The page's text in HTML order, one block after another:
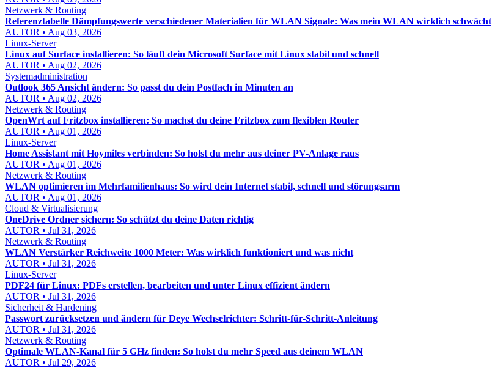
Netzwerk & Routing
Referenztabelle Dämpfungswerte verschiedener Materialien für WLAN Signale: Was mein WLAN wirklich schwächt
AUTOR • Aug 03, 2026
Linux-Server
Linux auf Surface installieren: So läuft dein Microsoft Surface mit Linux stabil und schnell
AUTOR • Aug 02, 2026
Systemadministration
Outlook 365 Ansicht ändern: So passt du dein Postfach in Minuten an
AUTOR • Aug 02, 2026
Netzwerk & Routing
OpenWrt auf Fritzbox installieren: So machst du deine Fritzbox zum flexiblen Router
AUTOR • Aug 01, 2026
Linux-Server
Home Assistant mit Hoymiles verbinden: So holst du mehr aus deiner PV-Anlage raus
AUTOR • Aug 01, 2026
Netzwerk & Routing
WLAN optimieren im Mehrfamilienhaus: So wird dein Internet stabil, schnell und störungsarm
AUTOR • Aug 01, 2026
Cloud & Virtualisierung
OneDrive Ordner sichern: So schützt du deine Daten richtig
AUTOR • Jul 31, 2026
Netzwerk & Routing
WLAN Verstärker Reichweite 1000 Meter: Was wirklich funktioniert und was nicht
AUTOR • Jul 31, 2026
Linux-Server
PDF24 für Linux: PDFs erstellen, bearbeiten und unter Linux effizient ändern
AUTOR • Jul 31, 2026
Sicherheit & Hardening
Passwort zurücksetzen und ändern für Deye Wechselrichter: Schritt-für-Schritt-Anleitung
AUTOR • Jul 31, 2026
Netzwerk & Routing
Optimale WLAN-Kanal für 5 GHz finden: So holst du mehr Speed aus deinem WLAN
AUTOR • Jul 29, 2026